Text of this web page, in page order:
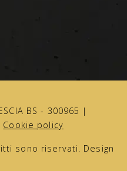
BS - 300965 |
Cookie policy
sono riservati. Design